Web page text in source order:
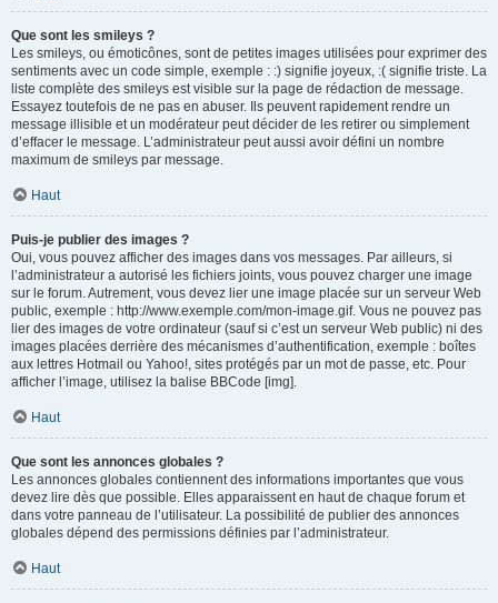
Que sont les smileys ?
Les smileys, ou émoticônes, sont de petites images utilisées pour exprimer des
sentiments avec un code simple, exemple : :) signifie joyeux, :( signifie triste. La
liste complète des smileys est visible sur la page de rédaction de message.
Essayez toutefois de ne pas en abuser. Ils peuvent rapidement rendre un
message illisible et un modérateur peut décider de les retirer ou simplement
d’effacer le message. L’administrateur peut aussi avoir défini un nombre
maximum de smileys par message.
Haut
Puis-je publier des images ?
Oui, vous pouvez afficher des images dans vos messages. Par ailleurs, si
l’administrateur a autorisé les fichiers joints, vous pouvez charger une image
sur le forum. Autrement, vous devez lier une image placée sur un serveur Web
public, exemple : http://www.exemple.com/mon-image.gif. Vous ne pouvez pas
lier des images de votre ordinateur (sauf si c’est un serveur Web public) ni des
images placées derrière des mécanismes d’authentification, exemple : boîtes
aux lettres Hotmail ou Yahoo!, sites protégés par un mot de passe, etc. Pour
afficher l’image, utilisez la balise BBCode [img].
Haut
Que sont les annonces globales ?
Les annonces globales contiennent des informations importantes que vous
devez lire dès que possible. Elles apparaissent en haut de chaque forum et
dans votre panneau de l’utilisateur. La possibilité de publier des annonces
globales dépend des permissions définies par l’administrateur.
Haut